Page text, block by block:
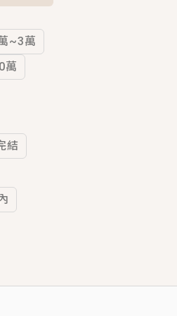
遠古後成了野人娘子》你
~3萬
萬
結